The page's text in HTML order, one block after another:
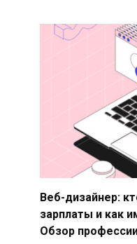
Веб-дизайнер:
зарплаты и как
Обзор